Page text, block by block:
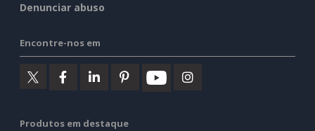
Denunciar abuso
Encontre-nos em
Produtos em destaque